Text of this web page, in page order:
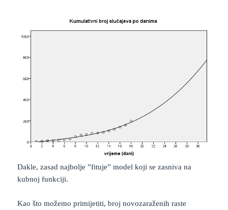
Dakle, zasad najbolje ”fituje” model koji se zasniva na
kubnoj funkciji.
Kao što možemo primijetiti, broj novozaraženih raste